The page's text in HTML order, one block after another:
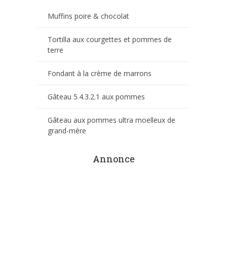
Muffins poire & chocolat
Tortilla aux courgettes et pommes de
terre
Fondant à la crème de marrons
Gâteau 5.4.3.2.1 aux pommes
Gâteau aux pommes ultra moelleux de
grand-mère
Annonce